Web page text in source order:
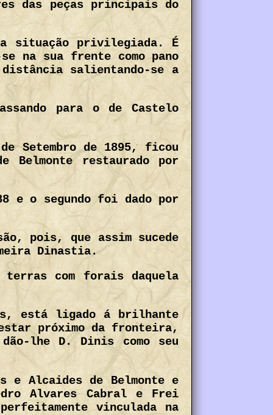
das peças principais do
situação privilegiada. É
na sua frente como pano
distância salientando-se a
para o de Castelo
Setembro de 1895, ficou
Belmonte restaurado por
e o segundo foi dado por
pois, que assim sucede
Dinastia.
terras com forais daquela
está ligado á brilhante
próximo da fronteira,
lhe D. Dinis como seu
e Alcaides de Belmonte e
Alvares Cabral e Frei
vinculada na